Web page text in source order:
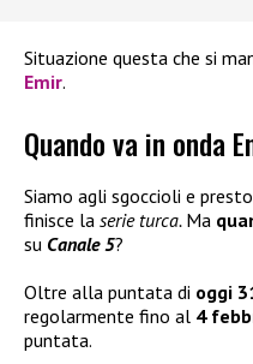
Situazione questa che si
Emir.
Quando va in onda
Siamo agli sgoccioli e
finisce la serie turca. Ma
su Canale 5?
Oltre alla puntata di oggi
regolarmente fino al 4
puntata.